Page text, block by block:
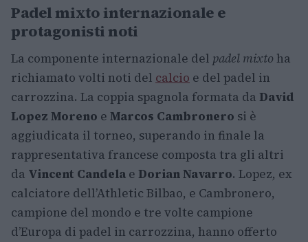
Padel mixto internazionale e
protagonisti noti
La componente internazionale del padel mixto ha
richiamato volti noti del calcio e del padel in
carrozzina. La coppia spagnola formata da David
Lopez Moreno e Marcos Cambronero si è
aggiudicata il torneo, superando in finale la
rappresentativa francese composta tra gli altri
da Vincent Candela e Dorian Navarro. Lopez, ex
calciatore dell’Athletic Bilbao, e Cambronero,
campione del mondo e tre volte campione
d’Europa di padel in carrozzina, hanno offerto